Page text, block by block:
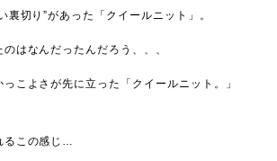
裏切り”があった「クイールニット」。
はなんだったんだろう、、、
こよさが先に立った「クイールニット。」
るこの感じ…